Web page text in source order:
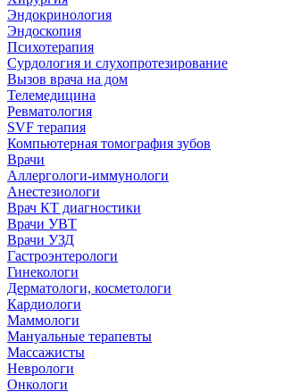
Эндокринология
Эндоскопия
Психотерапия
Сурдология и слухопротезирование
Вызов врача на дом
Телемедицина
Ревматология
SVF терапия
Компьютерная томография зубов
Врачи
Аллергологи-иммунологи
Анестезиологи
Врач КТ диагностики
Врачи УВТ
Врачи УЗД
Гастроэнтерологи
Гинекологи
Дерматологи, косметологи
Кардиологи
Маммологи
Мануальные терапевты
Массажисты
Неврологи
Онкологи